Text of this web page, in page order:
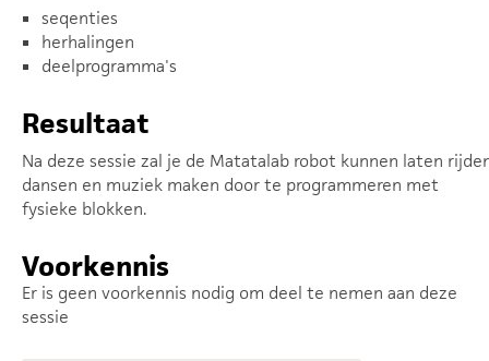
seqenties
herhalingen
deelprogramma's
Resultaat
Na deze sessie zal je de Matatalab robot kunnen laten
dansen en muziek maken door te programmeren met
fysieke blokken.
Voorkennis
Er is geen voorkennis nodig om deel te nemen aan deze
sessie